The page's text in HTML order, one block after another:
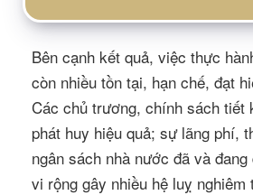
Bên cạnh kết quả, việc thực
còn nhiều tồn tại, hạn chế, đạt
Các chủ trương, chính sách tiết
phát huy hiệu quả; sự lãng phí,
ngân sách nhà nước đã và
vi rộng gây nhiều hệ luỵ nghiêm